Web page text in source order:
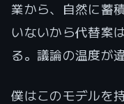
業から、自然に蓄
いないから代替案
る。議論の温度が
僕はこのモデルを